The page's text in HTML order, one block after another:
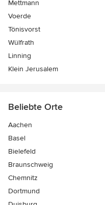
Mettmann
Voerde
Tönisvorst
Wülfrath
Linning
Klein Jerusalem
Beliebte Orte
Aachen
Basel
Bielefeld
Braunschweig
Chemnitz
Dortmund